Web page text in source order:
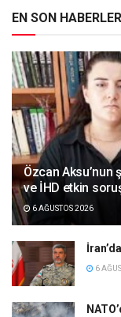
EN SON HABERLER
Özcan Aksu’nun
ve İHD etkin
6 AĞUSTOS 2026
6